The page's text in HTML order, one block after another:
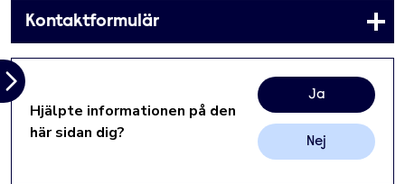
Kontaktformulär
Hjälpte informationen på den
här sidan dig?
Ja
Nej